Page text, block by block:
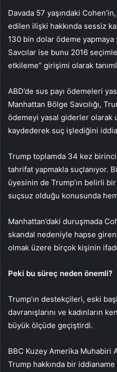
Davada 57 yaşındaki
edilen ilişki hakkında sessiz
130 bin dolar ödeme
Savcılar ise bunu 2016
etkileme” girişimi olarak
ABD’de sus payı ödemeleri
Manhattan Bölge Savcılığı,
ödemeyi yasal giderler olarak
kaydederek suç işlediğini
Trump toplamda 34 kez
tahrifat yapmakla suçlanıyor.
üyesinin de Trump’ın belirli
suçsuz olduğu konusunda
Manhattan’daki duruşmada
skandal nedeniyle hapse
olmak üzere birçok kişinin
Peki bu süreç neden önemli?
Trump’ın destekçileri, eski
davranışlarını ve kadınların
büyük ölçüde geçiştirdi.
BBC Kuzey Amerika Muhabiri
Trump hakkında bir